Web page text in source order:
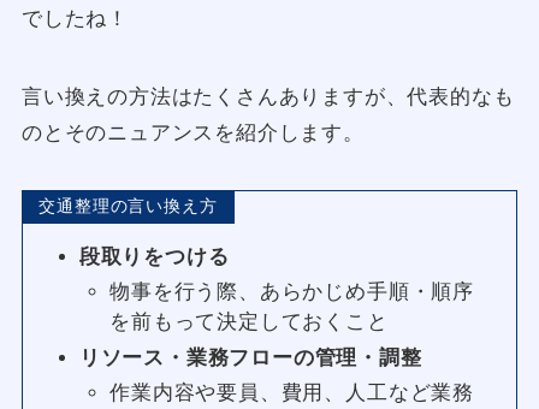
でしたね！
言い換えの方法はたくさんありますが、代表的なも
のとそのニュアンスを紹介します。
交通整理の言い換え方
段取りをつける
物事を行う際、あらかじめ手順・順序
を前もって決定しておくこと
リソース・業務フローの管理・調整
作業内容や要員、費用、人工など業務